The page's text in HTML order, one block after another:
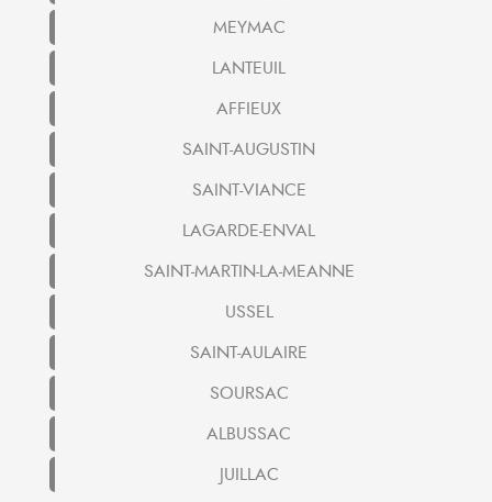
MEYMAC
LANTEUIL
AFFIEUX
SAINT-AUGUSTIN
SAINT-VIANCE
LAGARDE-ENVAL
SAINT-MARTIN-LA-MEANNE
USSEL
SAINT-AULAIRE
SOURSAC
ALBUSSAC
JUILLAC